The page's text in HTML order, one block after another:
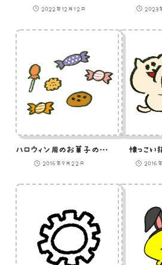
2022年12月12日 2023
ハロウィン用のお菓子のイラスト
2016年9月22日
懐っこい
2016